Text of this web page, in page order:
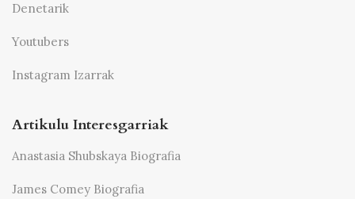
Denetarik
Youtubers
Instagram Izarrak
Artikulu Interesgarriak
Anastasia Shubskaya Biografia
James Comey Biografia